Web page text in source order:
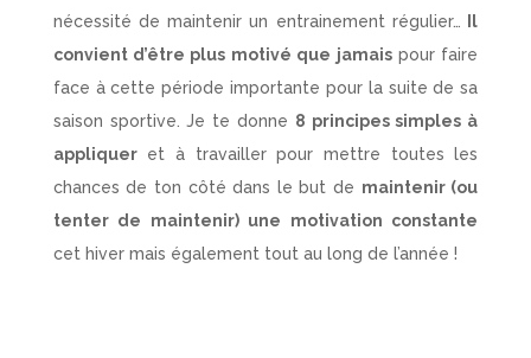
nécessité de maintenir un entrainement régulier…
Il
convient d’être plus motivé que jamaispour faire
face à cette période importante pour la suite de sa
saison sportive. Je te donne 8 principes simples à
appliqueret à travailler pour mettre toutes les
chances de ton côté dans le but de maintenir (ou
tenter de maintenir) une motivation constante
cet hiver mais également tout au long de l’année !